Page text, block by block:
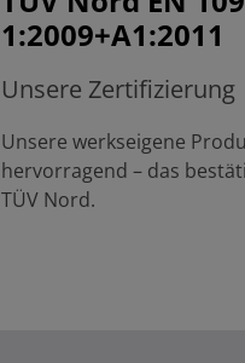
1:2009+A1:2011
Unsere Zertifizierung
Unsere werkseigene
hervorragend – das
TÜV Nord.